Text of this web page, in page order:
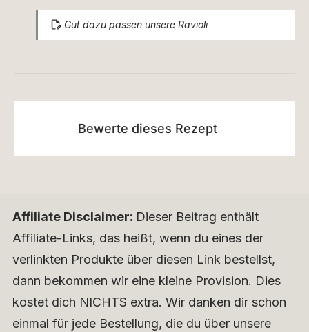
Gut dazu passen unsere Ravioli
Bewerte dieses Rezept
Affiliate Disclaimer: Dieser Beitrag enthält
Affiliate-Links, das heißt, wenn du eines der
verlinkten Produkte über diesen Link bestellst,
dann bekommen wir eine kleine Provision. Dies
kostet dich NICHTS extra. Wir danken dir schon
einmal für jede Bestellung, die du über unsere